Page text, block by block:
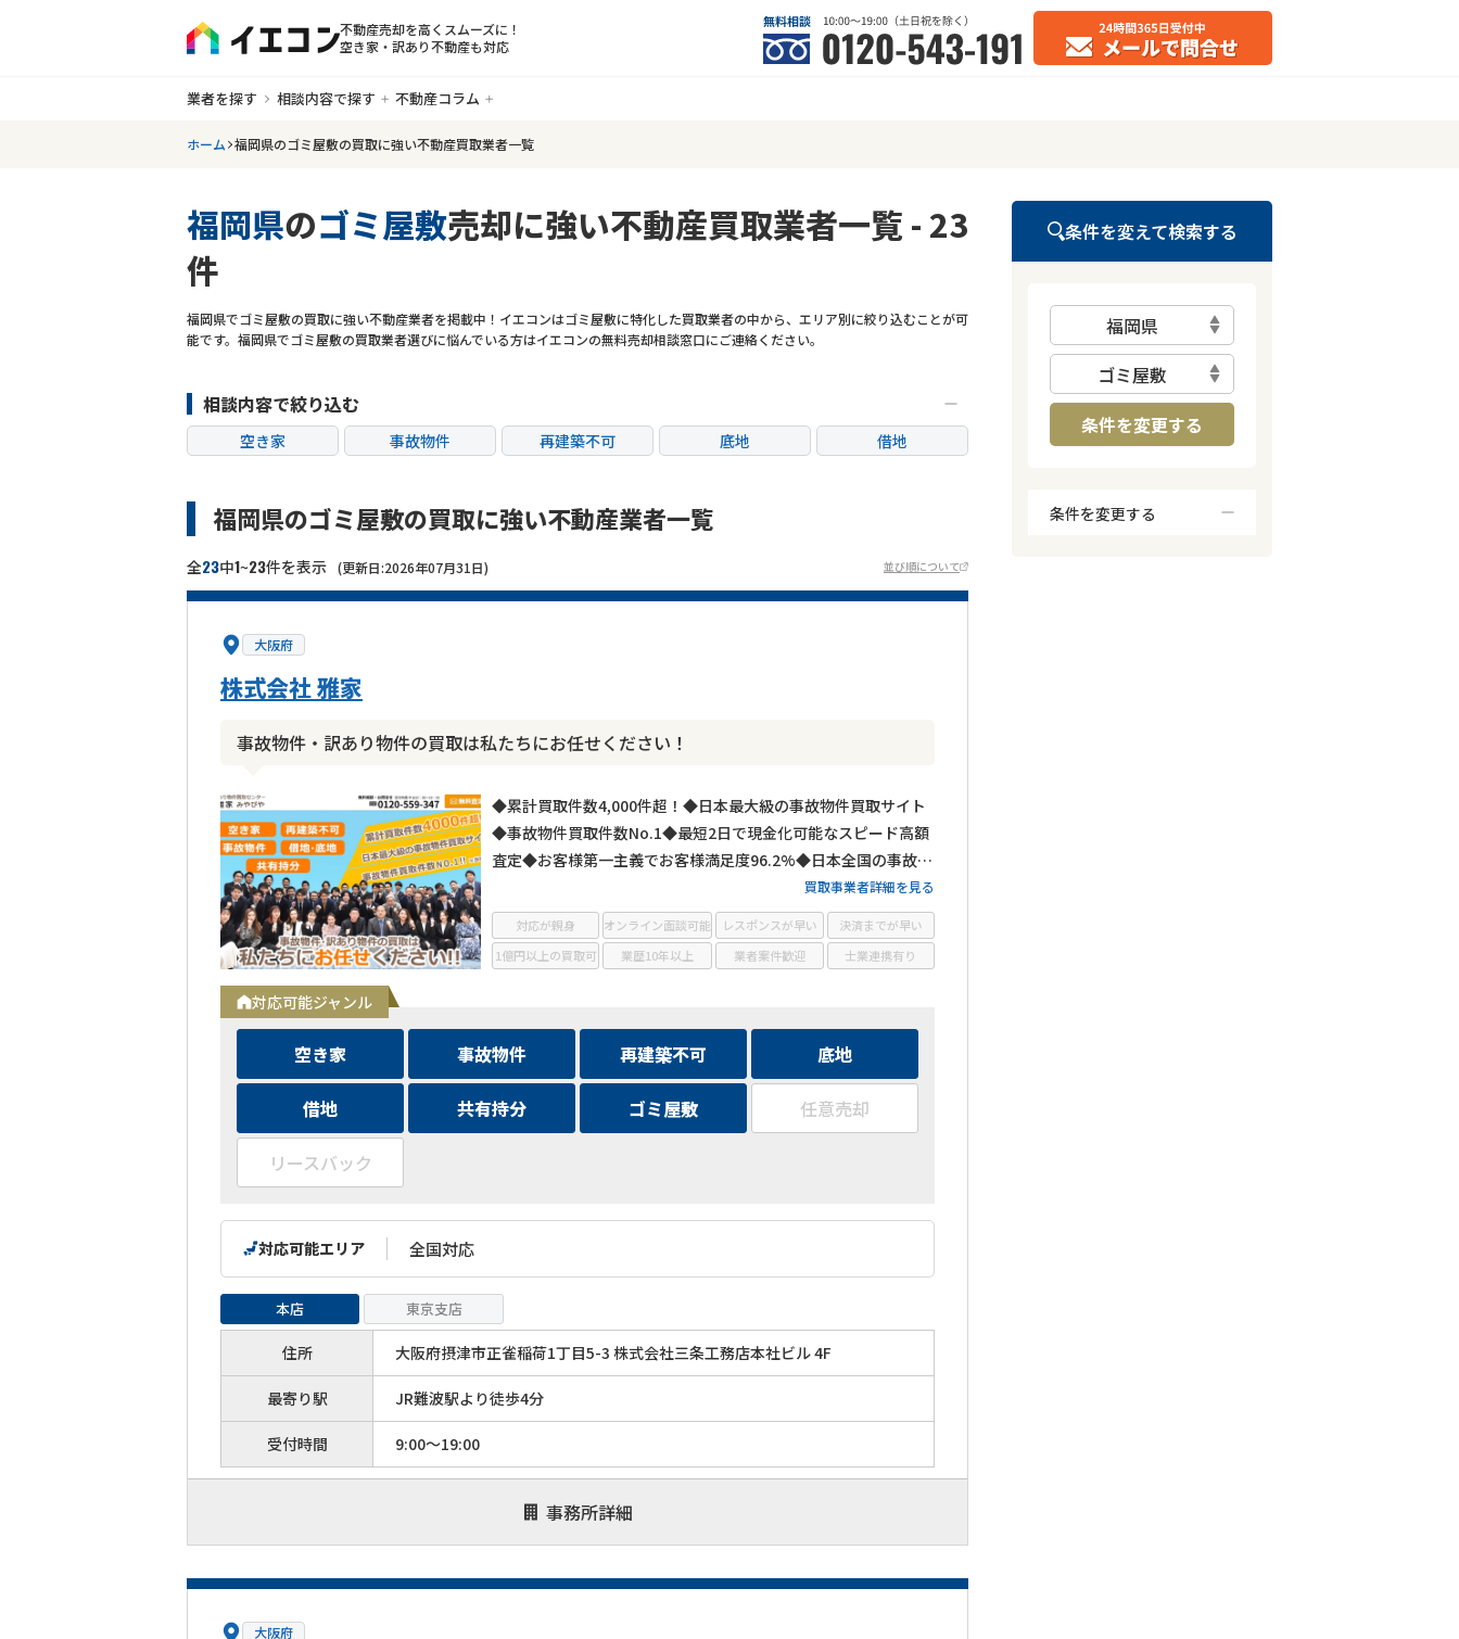
不動産売却を高くスムーズに！
空き家・訳あり不動産も対応
業者を探す 相談内容で探す 不動産コラム
ホーム 福岡県のゴミ屋敷の買取に強い不動産買取業者一覧
福岡県のゴミ屋敷売却に強い不動産買取業者一覧 - 23
件
福岡県でゴミ屋敷の買取に強い不動産業者を掲載中！イエコンはゴミ屋敷に特化した買取業者の中から、エリア別に絞り込むことが可
能です。福岡県でゴミ屋敷の買取業者選びに悩んでいる方はイエコンの無料売却相談窓口にご連絡ください。
相談内容で絞り込む
空き家 事故物件 再建築不可 底地
借地
福岡県のゴミ屋敷の買取に強い不動産業者一覧
全23中1~23件を表示 (更新日:2026年07月31日) 並び順について
大阪府
株式会社 雅家
事故物件・訳あり物件の買取は私たちにお任せください！
◆累計買取件数4,000件超！◆日本最大級の事故物件買取サイト
◆事故物件買取件数No.1◆最短2日で現金化可能なスピード高額
査定◆お客様第一主義でお客様満足度96.2%◆日本全国の事故物
買取事業者詳細を見る
対応可能ジャンル
空き家 事故物件 再建築不可 底地
借地 共有持分 ゴミ屋敷 任意売却
リースバック
本店 東京支店
住所 大阪府摂津市正雀稲荷1丁目5-3 株式会社三条工務店本社ビル 4F
最寄り駅 JR難波駅より徒歩4分
受付時間 9:00～19:00
事務所詳細
対応可能エリア 全国対応
対応が親身 オンライン面談可能 レスポンスが早い
決済までが早い
1億円以上の買取可
業歴10年以上 業者案件歓迎 士業連携有り
大阪府
条件を変えて検索する
福岡県
ゴミ屋敷
条件を変更する
条件を変更する